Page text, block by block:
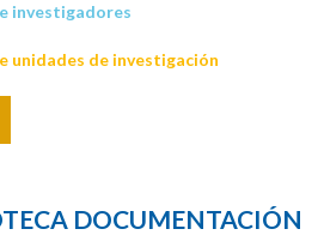
investigadores
unidades de investigación
DOCUMENTACIÓN